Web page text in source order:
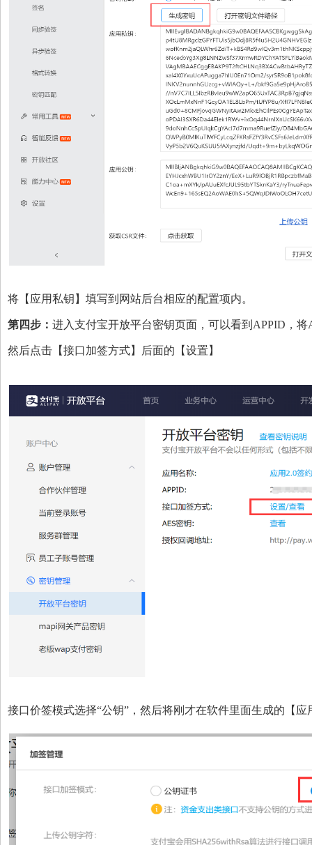
将【应用私钥】填写到网站后台相应的配置项内。
第四步： 进入支付宝开放平台密钥页面，可以看到APPID，
然后点击【接口加签方式】 后面的【设置 】
接口价签模式选择“公钥”，然后将刚才在软件里面生成的【